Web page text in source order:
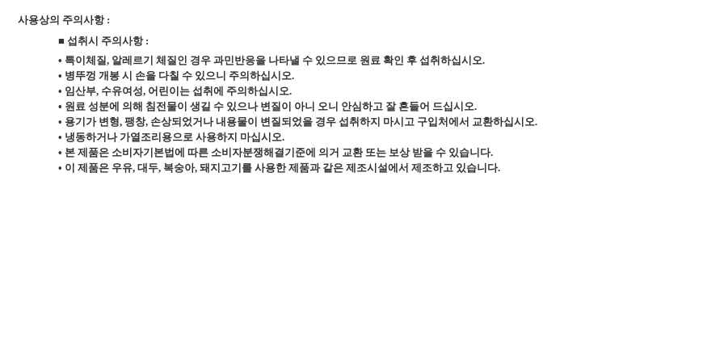
사용상의 주의사항 :
■ 섭취시 주의사항 :
• 특이체질, 알레르기 체질인 경우 과민반응을 나타낼 수 있으므로 원료 확인 후 섭취하십시오.
• 병뚜껑 개봉 시 손을 다칠 수 있으니 주의하십시오.
• 임산부, 수유여성, 어린이는 섭취에 주의하십시오.
• 원료 성분에 의해 침전물이 생길 수 있으나 변질이 아니 오니 안심하고 잘 흔들어 드십시오.
• 용기가 변형, 팽창, 손상되었거나 내용물이 변질되었을 경우 섭취하지 마시고 구입처에서 교환하십시오.
• 냉동하거나 가열조리용으로 사용하지 마십시오.
• 본 제품은 소비자기본법에 따른 소비자분쟁해결기준에 의거 교환 또는 보상 받을 수 있습니다.
• 이 제품은 우유, 대두, 복숭아, 돼지고기를 사용한 제품과 같은 제조시설에서 제조하고 있습니다.